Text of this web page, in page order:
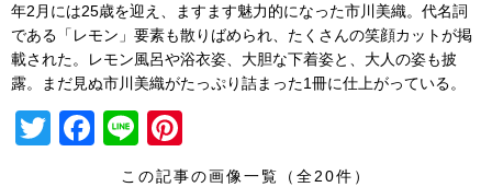
年2月には25歳を迎え、ますます魅力的になった市川美織。代名詞
である「レモン」要素も散りばめられ、たくさんの笑顔カットが掲
載された。レモン風呂や浴衣姿、大胆な下着姿と、大人の姿も披
露。まだ見ぬ市川美織がたっぷり詰まった1冊に仕上がっている。
T
F
Li
n
nt
この記事の画像一覧（全20件）